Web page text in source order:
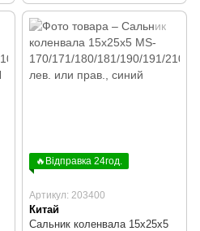
🔥Відправка 24год.
Артикул: 203400
Китай
Сальник коленвала 15x25x5